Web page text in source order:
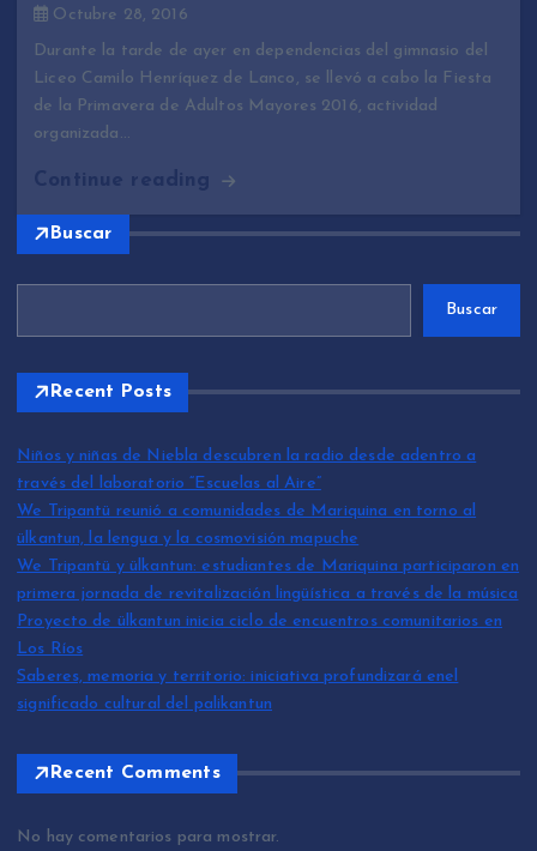
Octubre 28, 2016
Durante la tarde de ayer en dependencias del gimnasio del
Liceo Camilo Henríquez de Lanco, se llevó a cabo la Fiesta
de la Primavera de Adultos Mayores 2016, actividad
organizada…
Continue reading
Buscar
Buscar
Recent Posts
Niños y niñas de Niebla descubren la radio desde adentro a
través del laboratorio “Escuelas al Aire”
We Tripantü reunió a comunidades de Mariquina en torno al
ülkantun, la lengua y la cosmovisión mapuche
We Tripantü y ülkantun: estudiantes de Mariquina participaron en
primera jornada de revitalización lingüística a través de la música
Proyecto de ülkantun inicia ciclo de encuentros comunitarios en
Los Ríos
Saberes, memoria y territorio: iniciativa profundizará enel
significado cultural del palikantun
Recent Comments
No hay comentarios para mostrar.